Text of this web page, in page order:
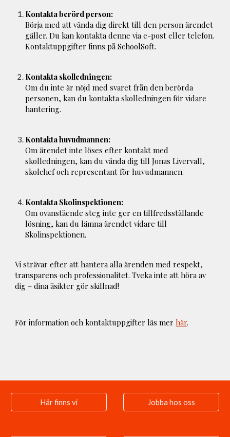
Kontakta berörd person:
Börja med att vända dig direkt till den person ärendet
gäller. Du kan kontakta denne via e-post eller telefon.
Kontaktuppgifter finns på SchoolSoft.
Kontakta skolledningen:
Om du inte är nöjd med svaret från den berörda
personen, kan du kontakta skolledningen för vidare
hantering.
Kontakta huvudmannen:
Om ärendet inte löses efter kontakt med
skolledningen, kan du vända dig till Jonas Livervall,
skolchef och representant för huvudmannen.
Kontakta Skolinspektionen:
Om ovanstående steg inte ger en tillfredsställande
lösning, kan du lämna ärendet vidare till
Skolinspektionen.
Vi strävar efter att hantera alla ärenden med respekt,
transparens och professionalitet. Tveka inte att höra av
dig – dina åsikter gör skillnad!
För information och kontaktuppgifter läs merhär.
Här finns vi Jobba hos oss